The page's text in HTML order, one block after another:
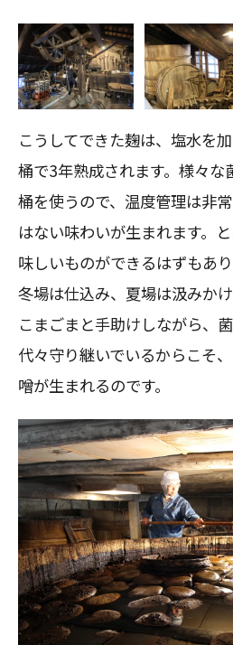
こうしてできた麹は、塩水を
桶で3年熟成されます。様々な
桶を使うので、温度管理は非
はない味わいが生まれます。
味しいものができるはずもあり
冬場は仕込み、夏場は汲みか
こまごまと手助けしながら、
代々守り継いでいるからこそ
噌が生まれるのです。